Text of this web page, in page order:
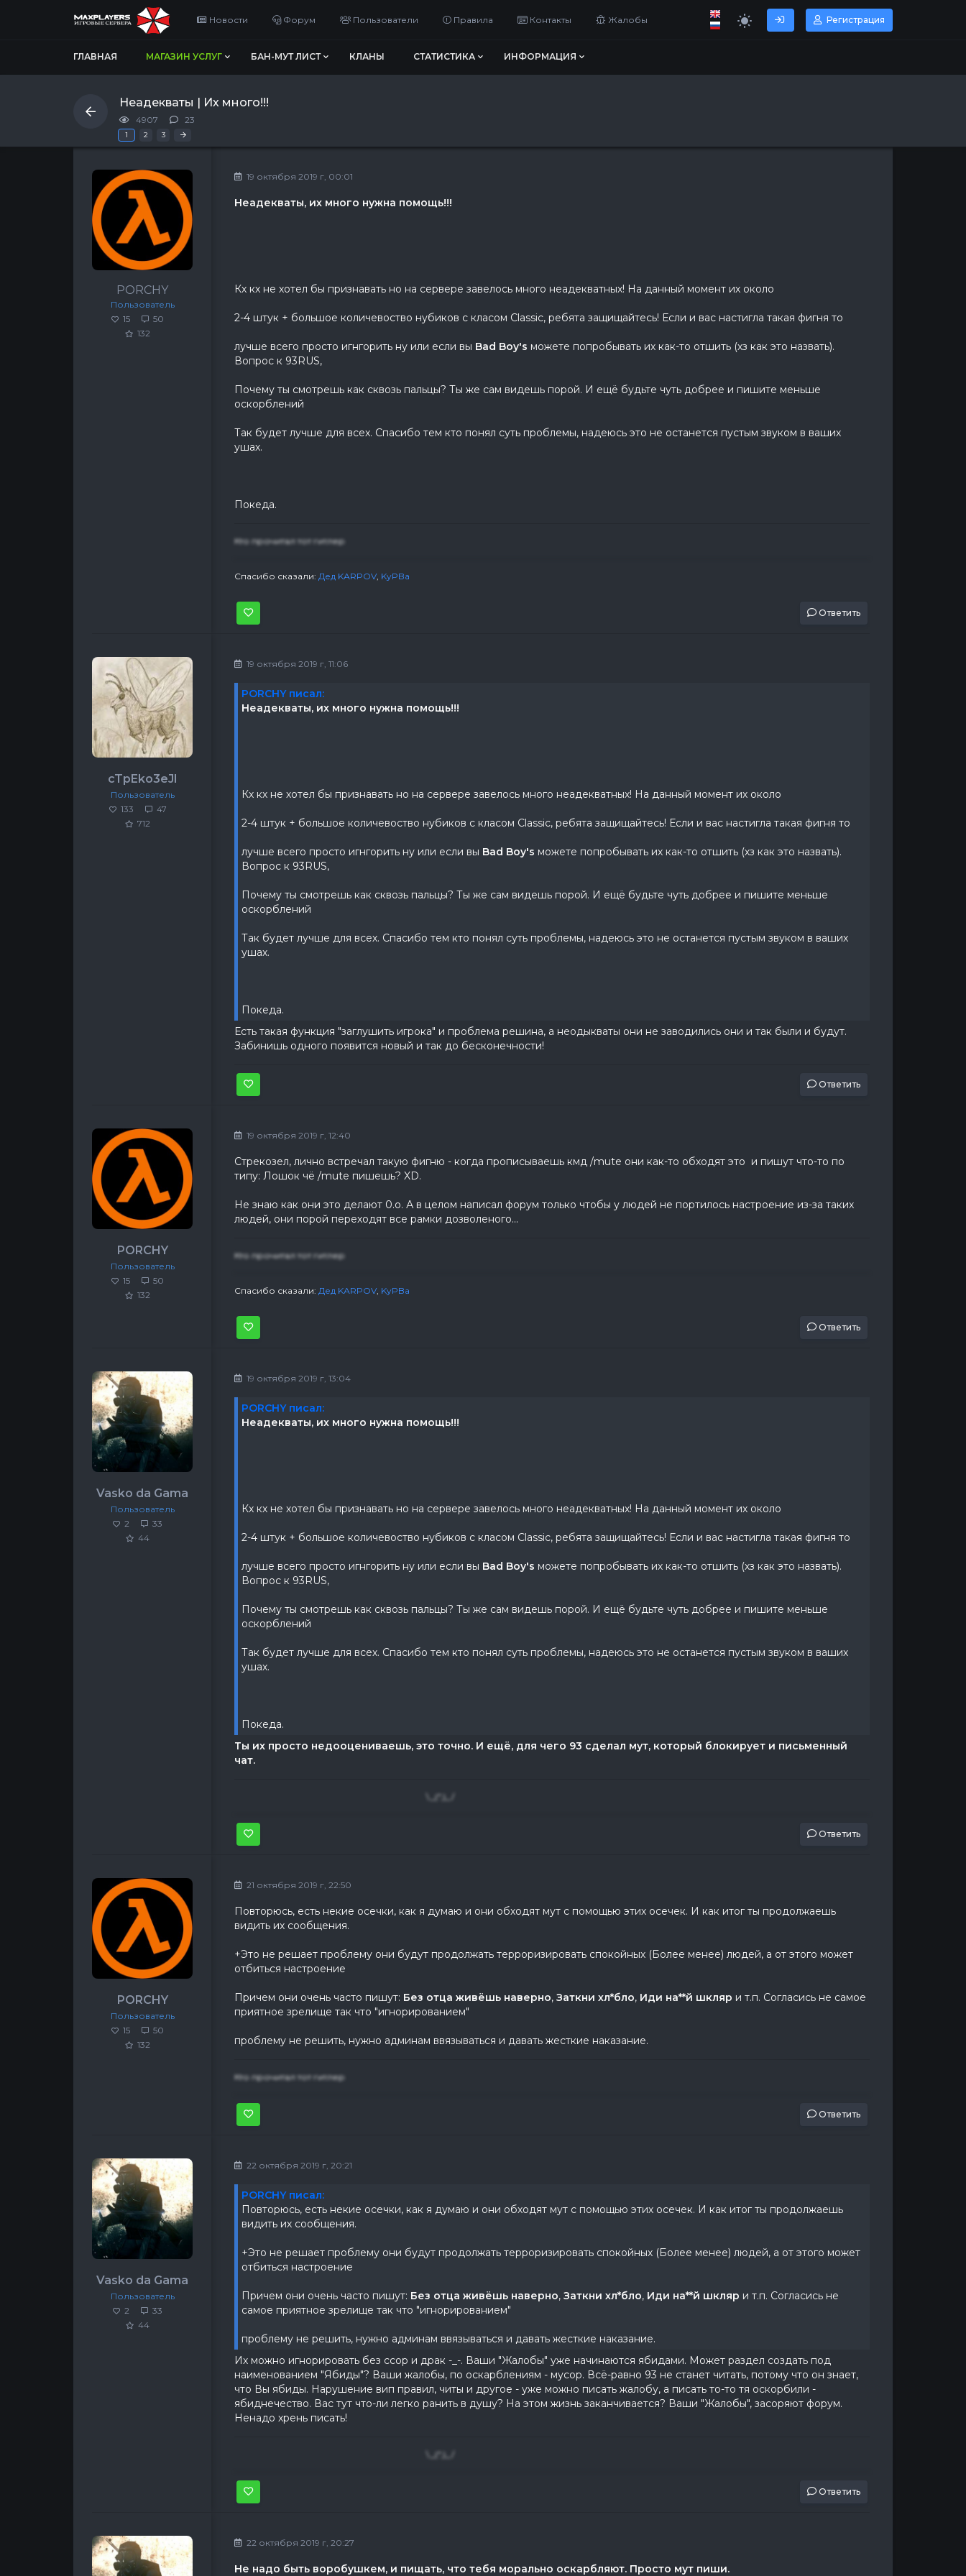
Новости Форум Пользователи Правила Контакты Жалобы Регистрация
ГЛАВНАЯ МАГАЗИН УСЛУГ БАН-МУТ ЛИСТ КЛАНЫ СТАТИСТИКА ИНФОРМАЦИЯ
Неадекваты | Их много!!!
4907 23
1 2 3 »
PORCHY
Пользователь
15
50
132
19 октября 2019 г, 00:01
Неадекваты, их много нужна помощь!!!
Кх кх не хотел бы признавать но на сервере завелось много неадекватных! На данный момент их около
2-4 штук + большое количевоство нубиков с класом Classic, ребята защищайтесь! Если и вас настигла такая фигня то
лучше всего просто игнгорить ну или если вы Bad Boy's можете попробывать их как-то отшить (хз как это назвать).
Вопрос к 93RUS,
Почему ты смотрешь как сквозь пальцы? Ты же сам видешь порой. И ещё будьте чуть добрее и пишите меньше
оскорблений
Так будет лучше для всех. Спасибо тем кто понял суть проблемы, надеюсь это не останется пустым звуком в ваших
ушах.
Покеда.
Кто прочитал тот гитлер
Спасибо сказали: Дед KАRPOV, KyPBa
Ответить
cTpEko3eJl
Пользователь
133
47
712
19 октября 2019 г, 11:06
PORCHY писал:
Неадекваты, их много нужна помощь!!!
Кх кх не хотел бы признавать но на сервере завелось много неадекватных! На данный момент их около
2-4 штук + большое количевоство нубиков с класом Classic, ребята защищайтесь! Если и вас настигла такая фигня то
лучше всего просто игнгорить ну или если вы Bad Boy's можете попробывать их как-то отшить (хз как это назвать).
Вопрос к 93RUS,
Почему ты смотрешь как сквозь пальцы? Ты же сам видешь порой. И ещё будьте чуть добрее и пишите меньше
оскорблений
Так будет лучше для всех. Спасибо тем кто понял суть проблемы, надеюсь это не останется пустым звуком в ваших
ушах.
Покеда.
Есть такая функция "заглушить игрока" и проблема решина, а неодыкваты они не заводились они и так были и будут.
Забинишь одного появится новый и так до бесконечности!
Ответить
PORCHY
Пользователь
15
50
132
19 октября 2019 г, 12:40
Стрекозел, лично встречал такую фигню - когда прописываешь кмд /mute они как-то обходят это и пишут что-то по
типу: Лошок чё /mute пишешь? XD.
Не знаю как они это делают 0.о. А в целом написал форум только чтобы у людей не портилось настроение из-за таких
людей, они порой переходят все рамки дозволеного...
Кто прочитал тот гитлер
Спасибо сказали: Дед KАRPOV, KyPBa
Ответить
Vasko da Gama
Пользователь
2
33
44
19 октября 2019 г, 13:04
PORCHY писал:
Неадекваты, их много нужна помощь!!!
Кх кх не хотел бы признавать но на сервере завелось много неадекватных! На данный момент их около
2-4 штук + большое количевоство нубиков с класом Classic, ребята защищайтесь! Если и вас настигла такая фигня то
лучше всего просто игнгорить ну или если вы Bad Boy's можете попробывать их как-то отшить (хз как это назвать).
Вопрос к 93RUS,
Почему ты смотрешь как сквозь пальцы? Ты же сам видешь порой. И ещё будьте чуть добрее и пишите меньше
оскорблений
Так будет лучше для всех. Спасибо тем кто понял суть проблемы, надеюсь это не останется пустым звуком в ваших
ушах.
Покеда.
Ты их просто недооцениваешь, это точно. И ещё, для чего 93 сделал мут, который блокирует и письменный
чат.
\_(",)_/
Ответить
PORCHY
Пользователь
15
50
132
21 октября 2019 г, 22:50
Повторюсь, есть некие осечки, как я думаю и они обходят мут с помощью этих осечек. И как итог ты продолжаешь
видить их сообщения.
+Это не решает проблему они будут продолжать терроризировать спокойных (Более менее) людей, а от этого может
отбиться настроение
Причем они очень часто пишут: Без отца живёшь наверно, Заткни хл*бло, Иди на**й шкляр и т.п. Согласись не самое
приятное зрелище так что "игнорированием"
проблему не решить, нужно админам ввязываться и давать жесткие наказание.
Кто прочитал тот гитлер
Ответить
Vasko da Gama
Пользователь
2
33
44
22 октября 2019 г, 20:21
PORCHY писал:
Повторюсь, есть некие осечки, как я думаю и они обходят мут с помощью этих осечек. И как итог ты продолжаешь
видить их сообщения.
+Это не решает проблему они будут продолжать терроризировать спокойных (Более менее) людей, а от этого может
отбиться настроение
Причем они очень часто пишут: Без отца живёшь наверно, Заткни хл*бло, Иди на**й шкляр и т.п. Согласись не
самое приятное зрелище так что "игнорированием"
проблему не решить, нужно админам ввязываться и давать жесткие наказание.
Их можно игнорировать без ссор и драк -_-. Ваши "Жалобы" уже начинаются ябидами. Может раздел создать под
наименованием "Ябиды"? Ваши жалобы, по оскарблениям - мусор. Всё-равно 93 не станет читать, потому что он знает,
что Вы ябиды. Нарушение вип правил, читы и другое - уже можно писать жалобу, а писать то-то тя оскорбили -
ябиднечество. Вас тут что-ли легко ранить в душу? На этом жизнь заканчивается? Ваши "Жалобы", засоряют форум.
Ненадо хрень писать!
\_(",)_/
Ответить
22 октября 2019 г, 20:27
Не надо быть воробушкем, и пищать, что тебя морально оскарбляют. Просто мут пиши.